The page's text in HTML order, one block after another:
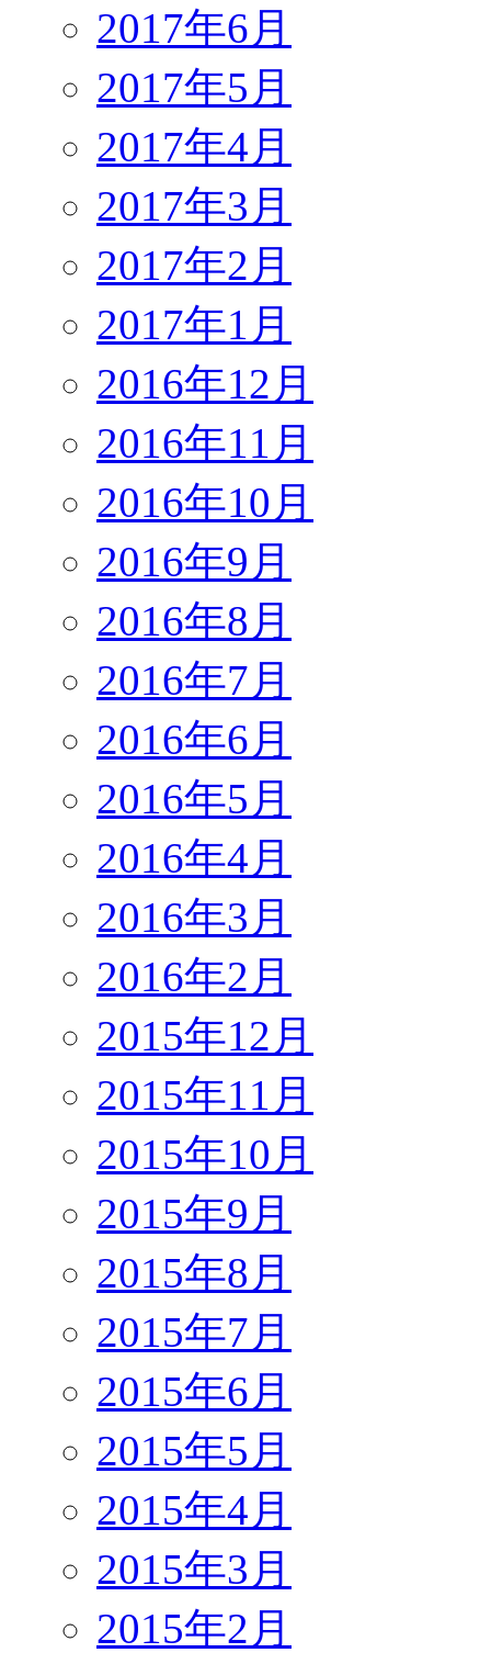
2017年6月
2017年5月
2017年4月
2017年3月
2017年2月
2017年1月
2016年12月
2016年11月
2016年10月
2016年9月
2016年8月
2016年7月
2016年6月
2016年5月
2016年4月
2016年3月
2016年2月
2015年12月
2015年11月
2015年10月
2015年9月
2015年8月
2015年7月
2015年6月
2015年5月
2015年4月
2015年3月
2015年2月